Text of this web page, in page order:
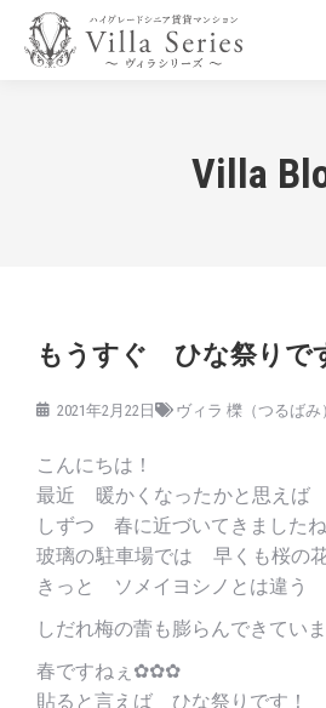
Villa
もうすぐ ひな祭りで
2021年2月22日 ヴィラ 櫟（つるばみ
こんにちは！
最近 暖かくなったかと思えば
しずつ 春に近づいてきました
玻璃の駐車場では 早くも桜の
きっと ソメイヨシノとは違う
しだれ梅の蕾も膨らんできてい
春ですねぇ✿✿✿
貼ると言えば ひな祭りです！